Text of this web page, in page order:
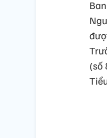
(số